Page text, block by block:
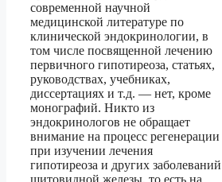
современной научной
медицинской литературе по
клинической эндокринологии, в
том числе посвященной лечению
первичного гипотиреоза, статьях,
руководствах, учебниках,
диссертациях и т.д. — нет, кроме
монографий. Никто из
эндокринологов не обращает
внимание на процесс регенерации
при изучении лечения
гипотиреоза и других заболеваний
щитовидной железы, то есть на